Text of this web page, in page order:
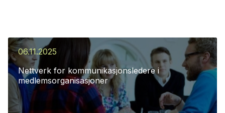
06.11.2025
Nettverk for kommunikasjonsledere i
medlemsorganisasjoner